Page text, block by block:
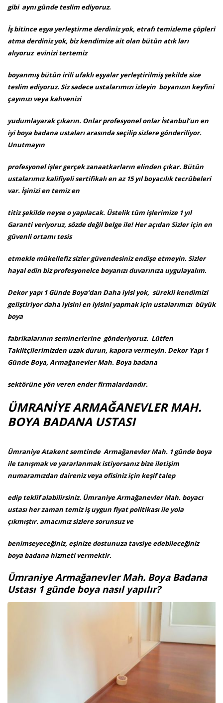
gibi aynı günde teslim ediyoruz.
İş bitince eşya yerleştirme derdiniz yok, etrafı temizleme çöpleri
atma derdiniz yok, biz kendimize ait olan bütün atık ları
alıyoruz evinizi tertemiz
boyanmış bütün irili ufaklı eşyalar yerleştirilmiş şekilde size
teslim ediyoruz. Siz sadece ustalarımızı izleyin boyanızın keyfini
çayınızı veya kahvenizi
yudumlayarak çıkarın. Onlar profesyonel onlar İstanbul’un en
iyi boya badana ustaları arasında seçilip sizlere gönderiliyor.
Unutmayın
profesyonel işler gerçek zanaatkarların elinden çıkar. Bütün
ustalarımız kalifiyeli sertifikalı en az 15 yıl boyacılık tecrübeleri
var. İşinizi en temiz en
titiz şekilde neyse o yapılacak. Üstelik tüm işlerimize 1 yıl
Garanti veriyoruz, sözde değil belge ile! Her açıdan Sizler için en
güvenli ortamı tesis
etmekle mükellefiz sizler güvendesiniz endişe etmeyin. Sizler
hayal edin biz profesyonelce boyanızı duvarınıza uygulayalım.
Dekor yapı 1 Günde Boya‘dan Daha iyisi yok, sürekli kendimizi
geliştiriyor daha iyisini en iyisini yapmak için ustalarımızı büyük
boya
fabrikalarının seminerlerine gönderiyoruz. Lütfen
Taklitçilerimizden uzak durun, kapora vermeyin. Dekor Yapı 1
Günde Boya, Armağanevler Mah. Boya badana
sektörüne yön veren ender firmalardandır.
ÜMRANİYE ARMAĞANEVLER MAH.
BOYA BADANA USTASI
Ümraniye Atakent semtinde Armağanevler Mah. 1 günde boya
ile tanışmak ve yararlanmak istiyorsanız bize iletişim
numaramızdan daireniz veya ofisiniz için keşif talep
edip teklif alabilirsiniz. Ümraniye Armağanevler Mah. boyacı
ustası her zaman temiz iş uygun fiyat politikası ile yola
çıkmıştır. amacımız sizlere sorunsuz ve
benimseyeceğiniz, eşinize dostunuza tavsiye edebileceğiniz
boya badana hizmeti vermektir.
Ümraniye Armağanevler Mah. Boya Badana
Ustası 1 günde boya nasıl yapılır?